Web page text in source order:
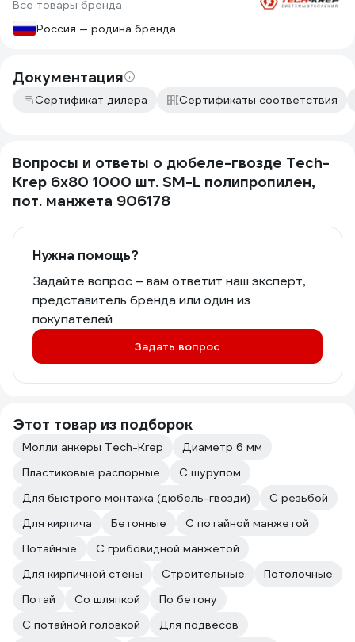
Все товары бренда
Россия — родина бренда
Документация
Сертификат дилера Сертификаты соответствия
Вопросы и ответы о дюбеле-гвозде Tech-
Krep 6x80 1000 шт. SM-L полипропилен,
пот. манжета 906178
Нужна помощь?
Задайте вопрос – вам ответит наш эксперт,
представитель бренда или один из
покупателей
Задать вопрос
Этот товар из подборок
Молли анкеры Tech-Krep
Диаметр 6 мм
Пластиковые распорные
С шурупом
Для быстрого монтажа (дюбель-гвозди)
С резьбой
Для кирпича
Бетонные
С потайной манжетой
Потайные
С грибовидной манжетой
Для кирпичной стены
Строительные
Потолочные
Потай
Со шляпкой
По бетону
С потайной головкой
Для подвесов